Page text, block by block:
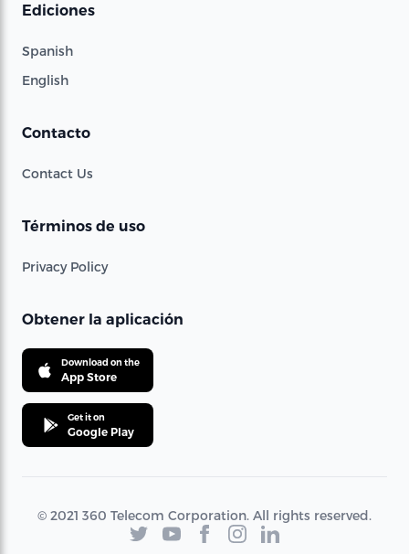
Ediciones
Spanish
English
Contacto
Contact Us
Términos de uso
Privacy Policy
Obtener la aplicación
Download on the
App Store
Get it on
Google Play
© 2021 360 Telecom Corporation. All rights reserved.